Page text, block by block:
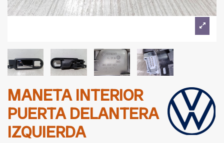
MANETA INTERIOR
PUERTA DELANTERA
IZQUIERDA